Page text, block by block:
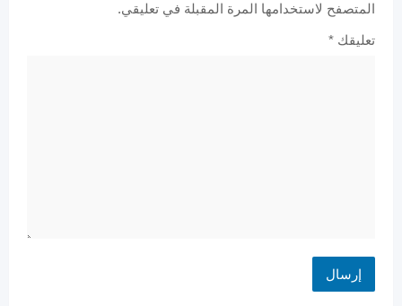
المتصفح لاستخدامها المرة المقبلة في تعليقي.
تعليقك *